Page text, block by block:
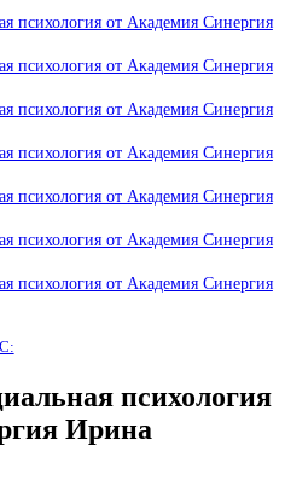
психология от Академия Синергия
психология от Академия Синергия
психология от Академия Синергия
психология от Академия Синергия
психология от Академия Синергия
психология от Академия Синергия
психология от Академия Синергия
психология
Ирина